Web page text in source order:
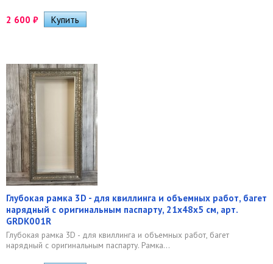
2 600 ₽
Глубокая рамка 3D - для квиллинга и объемных работ, багет
нарядный с оригинальным паспарту, 21х48х5 см, арт.
GRDK001R
Глубокая рамка 3D - для квиллинга и объемных работ, багет
нарядный с оригинальным паспарту. Рамка...